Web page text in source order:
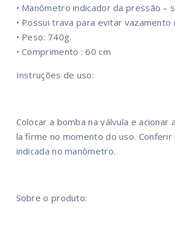
• Manômetro indicador da pressão –
• Possui trava para evitar vazamento
• Peso: 740g.
• Comprimento : 60 cm
Instruções de uso:
Colocar a bomba na válvula e
la firme no momento do uso.
indicada no manômetro.
Sobre o produto: